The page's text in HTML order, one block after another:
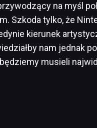
na myśl
Szkoda tylko, że
kierunek
nam jednak
musieli